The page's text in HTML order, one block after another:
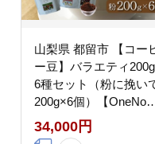
山梨県 都留市 【コー
ー豆】バラエティ200g
6種セット（粉に挽い
200g×6個）【OneNote
Coffee Roaster】｜煎
りたて コーヒー 直送
34,000円